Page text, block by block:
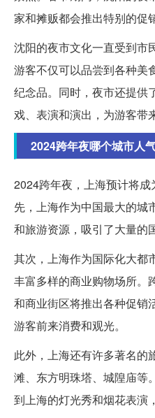
家和摊贩都会推出特别的促
沈阳的夜市文化一直受到市
游客不仅可以品尝到各种美
纪念品。同时，夜市还提供
戏、表演和演出，为游客带
2024跨年夜哪个城市人
2024跨年夜，上海预计将
先，上海作为中国最大的城
和旅游资源，吸引了大量的
其次，上海作为国际化大都
丰富多样的商业购物场所。
和商业街区将推出各种促销
游客前来消费和观光。
此外，上海还有许多著名的
滩、东方明珠塔、城隍庙等
到上海的灯光秀和烟花表演